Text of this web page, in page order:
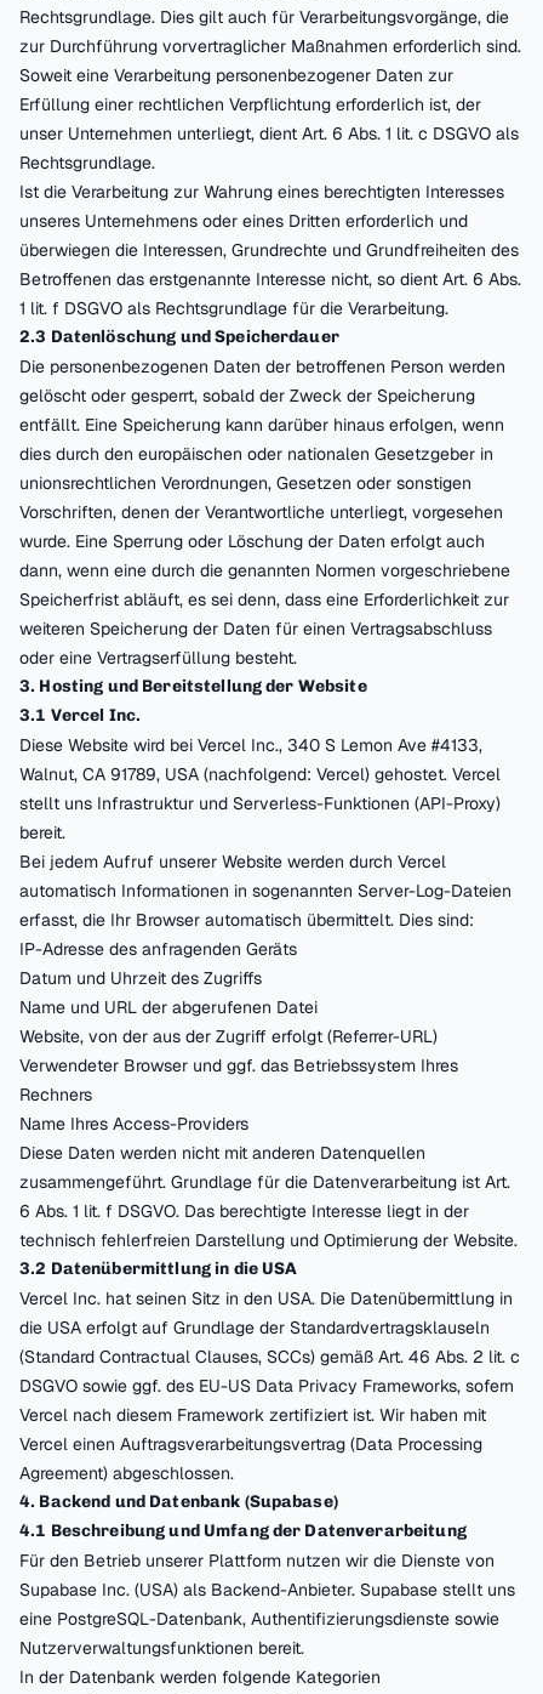
Rechtsgrundlage. Dies gilt auch für Verarbeitungsvorgänge, die
zur Durchführung vorvertraglicher Maßnahmen erforderlich sind.
Soweit eine Verarbeitung personenbezogener Daten zur
Erfüllung einer rechtlichen Verpflichtung erforderlich ist, der
unser Unternehmen unterliegt, dient Art. 6 Abs. 1 lit. c DSGVO als
Rechtsgrundlage.
Ist die Verarbeitung zur Wahrung eines berechtigten Interesses
unseres Unternehmens oder eines Dritten erforderlich und
überwiegen die Interessen, Grundrechte und Grundfreiheiten des
Betroffenen das erstgenannte Interesse nicht, so dient Art. 6 Abs.
1 lit. f DSGVO als Rechtsgrundlage für die Verarbeitung.
2.3 Datenlöschung und Speicherdauer
Die personenbezogenen Daten der betroffenen Person werden
gelöscht oder gesperrt, sobald der Zweck der Speicherung
entfällt. Eine Speicherung kann darüber hinaus erfolgen, wenn
dies durch den europäischen oder nationalen Gesetzgeber in
unionsrechtlichen Verordnungen, Gesetzen oder sonstigen
Vorschriften, denen der Verantwortliche unterliegt, vorgesehen
wurde. Eine Sperrung oder Löschung der Daten erfolgt auch
dann, wenn eine durch die genannten Normen vorgeschriebene
Speicherfrist abläuft, es sei denn, dass eine Erforderlichkeit zur
weiteren Speicherung der Daten für einen Vertragsabschluss
oder eine Vertragserfüllung besteht.
3. Hosting und Bereitstellung der Website
3.1 Vercel Inc.
Diese Website wird bei Vercel Inc., 340 S Lemon Ave #4133,
Walnut, CA 91789, USA (nachfolgend: Vercel) gehostet. Vercel
stellt uns Infrastruktur und Serverless-Funktionen (API-Proxy)
bereit.
Bei jedem Aufruf unserer Website werden durch Vercel
automatisch Informationen in sogenannten Server-Log-Dateien
erfasst, die Ihr Browser automatisch übermittelt. Dies sind:
IP-Adresse des anfragenden Geräts
Datum und Uhrzeit des Zugriffs
Name und URL der abgerufenen Datei
Website, von der aus der Zugriff erfolgt (Referrer-URL)
Verwendeter Browser und ggf. das Betriebssystem Ihres
Rechners
Name Ihres Access-Providers
Diese Daten werden nicht mit anderen Datenquellen
zusammengeführt. Grundlage für die Datenverarbeitung ist Art.
6 Abs. 1 lit. f DSGVO. Das berechtigte Interesse liegt in der
technisch fehlerfreien Darstellung und Optimierung der Website.
3.2 Datenübermittlung in die USA
Vercel Inc. hat seinen Sitz in den USA. Die Datenübermittlung in
die USA erfolgt auf Grundlage der Standardvertragsklauseln
(Standard Contractual Clauses, SCCs) gemäß Art. 46 Abs. 2 lit. c
DSGVO sowie ggf. des EU-US Data Privacy Frameworks, sofern
Vercel nach diesem Framework zertifiziert ist. Wir haben mit
Vercel einen Auftragsverarbeitungsvertrag (Data Processing
Agreement) abgeschlossen.
4. Backend und Datenbank (Supabase)
4.1 Beschreibung und Umfang der Datenverarbeitung
Für den Betrieb unserer Plattform nutzen wir die Dienste von
Supabase Inc. (USA) als Backend-Anbieter. Supabase stellt uns
eine PostgreSQL-Datenbank, Authentifizierungsdienste sowie
Nutzerverwaltungsfunktionen bereit.
In der Datenbank werden folgende Kategorien